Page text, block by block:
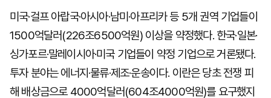
미국·걸프 아랍국·아시아·남미·아프리카 등 5개 권역 기업들이
1500억달러(226조6500억원) 이상을 약정했다. 한국·일본·
싱가포르·말레이시아·미국 기업들이 약정 기업으로 거론됐다.
투자 분야는 에너지·물류·제조·운송이다. 이란은 당초 전쟁 피
해 배상금으로 4000억달러(604조4000억원)를 요구했지